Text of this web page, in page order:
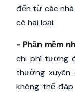
đến từ các nhà
có hai loại:
- Phần mềm
chi phí tương
thường
không thể